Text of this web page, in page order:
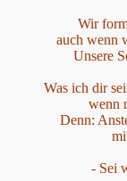
Wir
auch wenn
Unsere
Was ich dir
wenn
Denn:
- Sei